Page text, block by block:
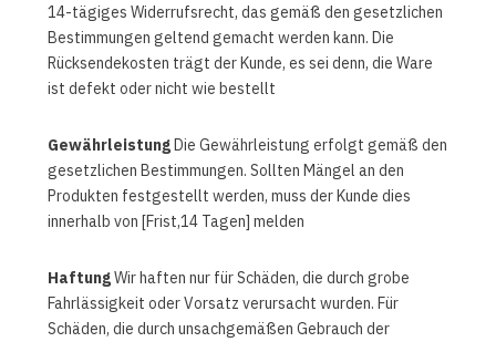
14-tägiges Widerrufsrecht, das gemäß den gesetzlichen
Bestimmungen geltend gemacht werden kann. Die
Rücksendekosten trägt der Kunde, es sei denn, die Ware
ist defekt oder nicht wie bestellt
GewährleistungDie Gewährleistung erfolgt gemäß den
gesetzlichen Bestimmungen. Sollten Mängel an den
Produkten festgestellt werden, muss der Kunde dies
innerhalb von [Frist,14 Tagen] melden
HaftungWir haften nur für Schäden, die durch grobe
Fahrlässigkeit oder Vorsatz verursacht wurden. Für
Schäden, die durch unsachgemäßen Gebrauch der